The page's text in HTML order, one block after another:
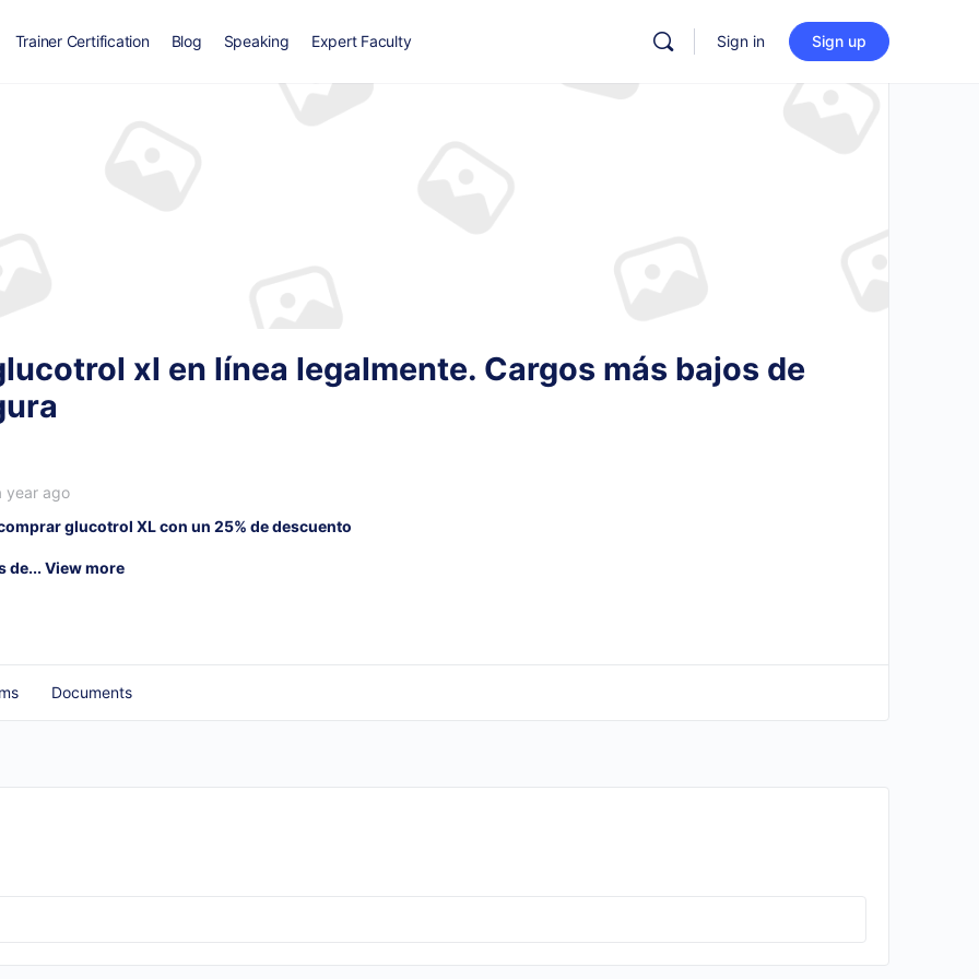
Trainer Certification Blog Speaking Expert Faculty Sign in Sign up
xl en línea legalmente. Cargos más bajos de
ago
glucotrol XL con un 25% de descuento
de... View more
Documents